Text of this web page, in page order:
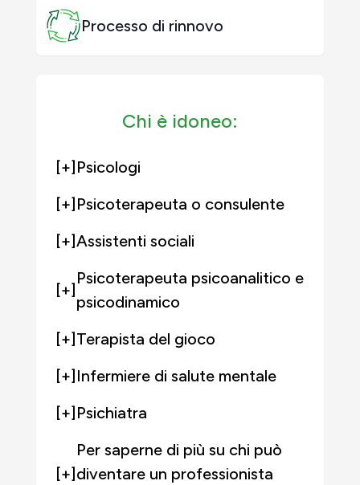
Processo di rinnovo
Chi è idoneo:
[+]Psicologi
[+]Psicoterapeuta o consulente
[+]Assistenti sociali
[+]
Psicoterapeuta psicoanalitico e
psicodinamico
[+]Terapista del gioco
[+]Infermiere di salute mentale
[+]Psichiatra
[+]
Per saperne di più su chi può
diventare un professionista